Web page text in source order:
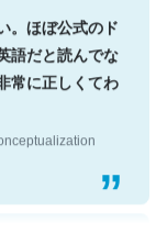
。ほぼ公式のド
語だと読んでな
に正しくてわ